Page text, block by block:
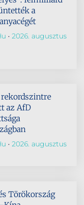
a
2026. augusztus
rekordszintre
az AfD
2026. augusztus
Törökország